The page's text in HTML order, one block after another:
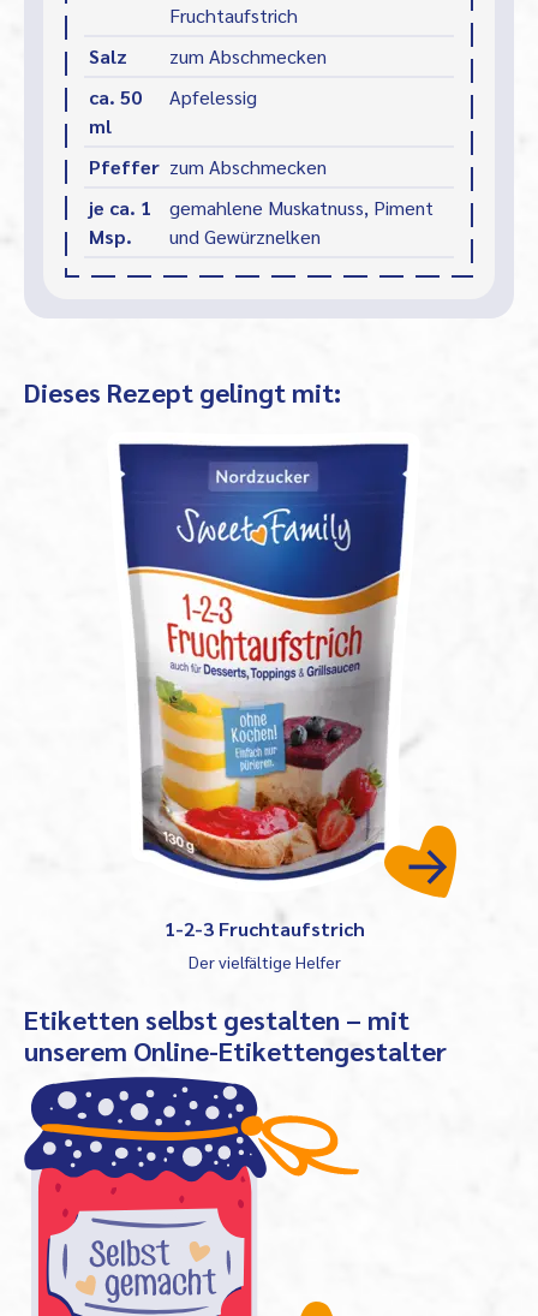
Fruchtaufstrich
Salz
zum Abschmecken
ca. 50
ml
Apfelessig
Pfeffer zum Abschmecken
je ca. 1
Msp.
gemahlene Muskatnuss, Piment
und Gewürznelken
Dieses Rezept gelingt mit:
1-2-3 Fruchtaufstrich
Der vielfältige Helfer
Etiketten selbst gestalten – mit
unserem Online-Etikettengestalter